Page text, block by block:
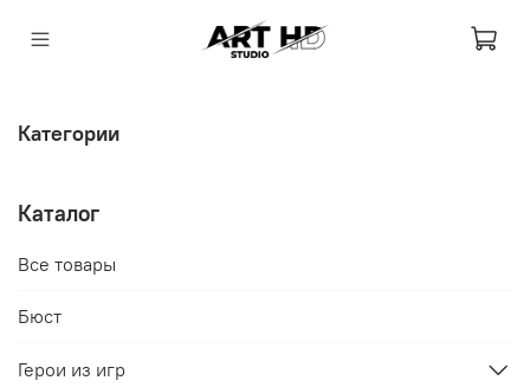
Категории
Каталог
Все товары
Бюст
Герои из игр